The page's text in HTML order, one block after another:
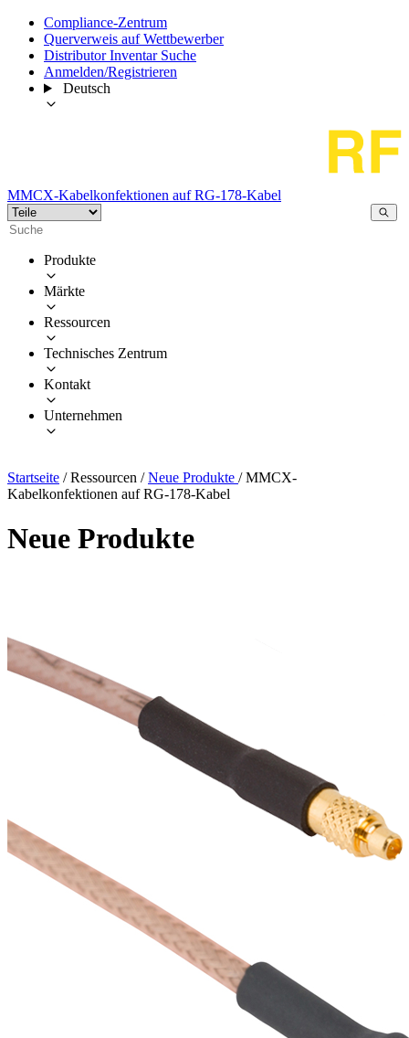
Compliance-Zentrum
Querverweis auf Wettbewerber
Distributor Inventar Suche
Anmelden/Registrieren
Deutsch
MMCX-Kabelkonfektionen auf RG-178-Kabel
Produkte
Märkte
Ressourcen
Technisches Zentrum
Kontakt
Unternehmen
Startseite / Ressourcen / Neue Produkte / MMCX-
Kabelkonfektionen auf RG-178-Kabel
Neue Produkte